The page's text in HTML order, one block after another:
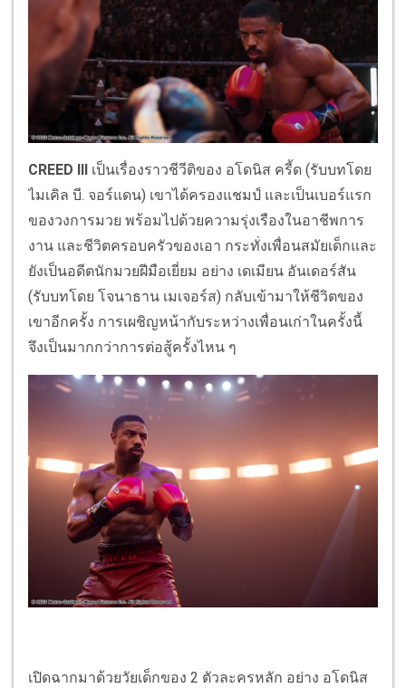
CREED III เป็นเรื่องราวชีวีติของ อโดนิส ครี้ด (รับบทโดย
ไมเคิล บี. จอร์แดน) เขาได้ครองแชมป์ และเป็นเบอร์แรก
ของวงการมวย พร้อมไปด้วยความรุ่งเรืองในอาชีพการ
งาน และชีวิตครอบครัวของเอา กระทั่งเพื่อนสมัยเด็กและ
ยังเป็นอดีตนักมวยฝีมือเยี่ยม อย่าง เดเมียน อันเดอร์สัน
(รับบทโดย โจนาธาน เมเจอร์ส) กลับเข้ามาให้ชีวิตของ
เขาอีกครั้ง การเผชิญหน้ากับระหว่างเพื่อนเก่าในครั้งนี้
จึงเป็นมากกว่าการต่อสู้ครั้งไหน ๆ
เปิดฉากมาด้วยวัยเด็กของ 2 ตัวละครหลัก อย่าง อโดนิส